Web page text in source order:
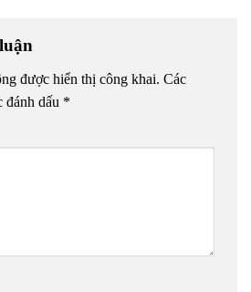
được hiển thị công khai. Các
đánh dấu *